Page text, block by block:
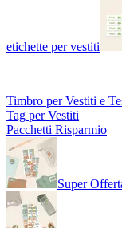
etichette per vestiti
Timbro per Vestiti e
Tag per Vestiti
Pacchetti Risparmio
Super